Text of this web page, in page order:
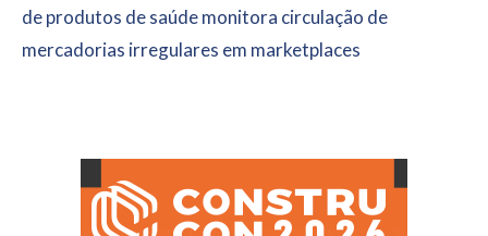
de produtos de saúde monitora circulação de
mercadorias irregulares em marketplaces